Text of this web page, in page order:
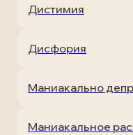
Дистимия
Дисфория
Маниакально
Маниакальное